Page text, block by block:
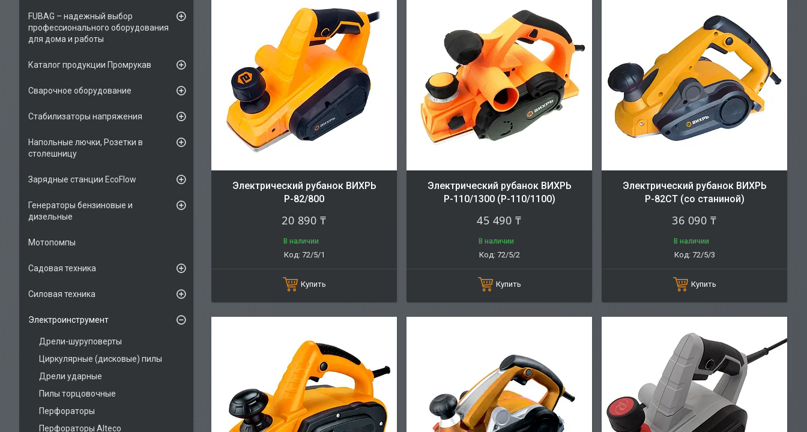
Электрический рубанок ВИХРЬ
Р-82/800
20 890 ₸
В наличии
72/5/1
Купить
Электрический рубанок ВИХРЬ
Р-110/1300 (Р-110/1100)
45 490 ₸
В наличии
72/5/2
Купить
Электрический рубанок ВИХРЬ
Р-82СТ (со станиной)
36 090 ₸
В наличии
72/5/3
Купить
FUBAG – надежный выбор
профессионального оборудования
для дома и работы
Каталог продукции Промрукав
Сварочное оборудование
Стабилизаторы напряжения
Напольные лючки, Розетки в
столешницу
Зарядные станции EcoFlow
Генераторы бензиновые и
дизельные
Мотопомпы
Садовая техника
Силовая техника
Электроинструмент
Дрели-шуруповерты
Циркулярные (дисковые) пилы
Дрели ударные
Пилы торцовочные
Перфораторы
Перфораторы Alteco